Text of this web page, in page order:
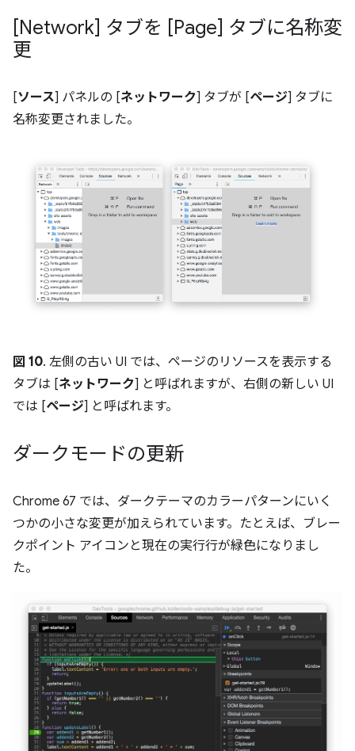
[Network] タブを [Page] タブに名称変
更
[ソース] パネルの [ネットワーク] タブが [ページ] タブに
名称変更されました。
図 10. 左側の古い UI では、ページのリソースを表示する
タブは [ネットワーク] と呼ばれますが、右側の新しい UI
では [ページ] と呼ばれます。
ダークモードの更新
Chrome 67 では、ダークテーマのカラーパターンにいく
つかの小さな変更が加えられています。たとえば、ブレー
クポイント アイコンと現在の実行行が緑色になりまし
た。